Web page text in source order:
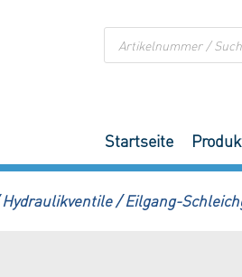
Products
search
Startseite
Hydraulikventile /Eilgang-